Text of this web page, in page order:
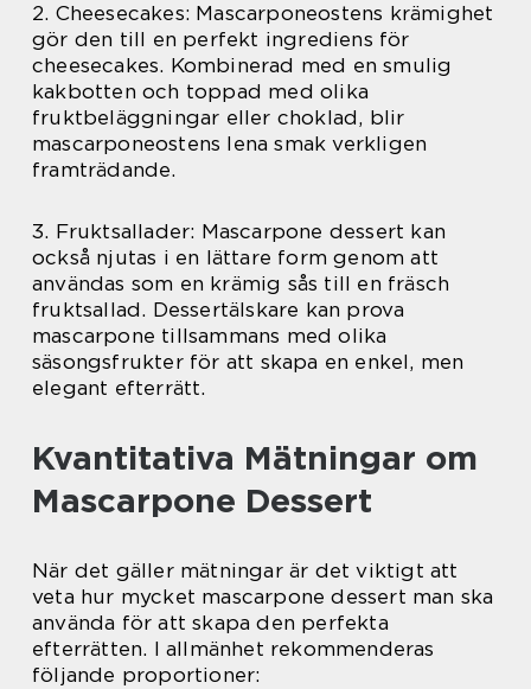
2. Cheesecakes: Mascarponeostens krämighet
gör den till en perfekt ingrediens för
cheesecakes. Kombinerad med en smulig
kakbotten och toppad med olika
fruktbeläggningar eller choklad, blir
mascarponeostens lena smak verkligen
framträdande.
3. Fruktsallader: Mascarpone dessert kan
också njutas i en lättare form genom att
användas som en krämig sås till en fräsch
fruktsallad. Dessertälskare kan prova
mascarpone tillsammans med olika
säsongsfrukter för att skapa en enkel, men
elegant efterrätt.
Kvantitativa Mätningar om
Mascarpone Dessert
När det gäller mätningar är det viktigt att
veta hur mycket mascarpone dessert man ska
använda för att skapa den perfekta
efterrätten. I allmänhet rekommenderas
följande proportioner: